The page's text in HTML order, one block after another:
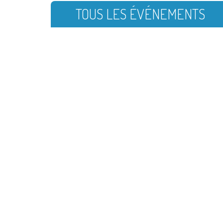
TOUS LES ÉVÉNEMENTS